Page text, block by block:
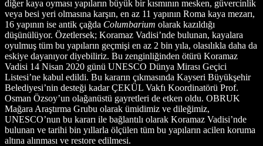
diğer kaya oyması yapıların büyük bir kısmının mesken, güvercinlik
veya besi yeri olmasına karşın, en az 11 yapının Roma kaya mezarı,
16 yapının ise antik çağda Columbarium olarak kazıldığı
düşünülüyor. Özetlersek; Koramaz Vadisi’nde bulunan, kayalara
oyulmuş tüm bu yapıların geçmişi en az 2 bin yıla, olasılıkla daha da
eskiye dayanıyor diyebiliriz. Bu zenginliğinden ötürü Koramaz
Vadisi 14 Nisan 2020 günü UNESCO Dünya Mirası Geçici
Listesi’ne kabul edildi. Bu kararın çıkmasında Kayseri Büyükşehir
Belediyesi’nin desteği kadar ÇEKÜL Vakfı Koordinatörü Prof.
Osman Özsoy’un olağanüstü gayretleri de etken oldu. OBRUK
Mağara Araştırma Grubu olarak ümidimiz ve dileğimiz,
UNESCO’nun bu kararı ile bağlantılı olarak Koramaz Vadisi’nde
bulunan ve tarihi bin yıllarla ölçülen tüm bu yapıların acilen koruma
altına alınması ve restore edilmesi.